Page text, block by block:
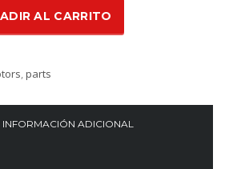
AL CARRITO
,parts
INFORMACIÓN ADICIONAL